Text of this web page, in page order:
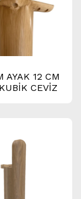
AYAK 12 CM
CEVİZ